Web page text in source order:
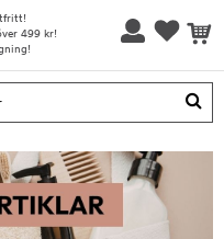
499 kr!
i varukorgen